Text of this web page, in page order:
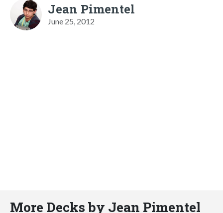
Jean Pimentel
June 25, 2012
More Decks by Jean Pimentel